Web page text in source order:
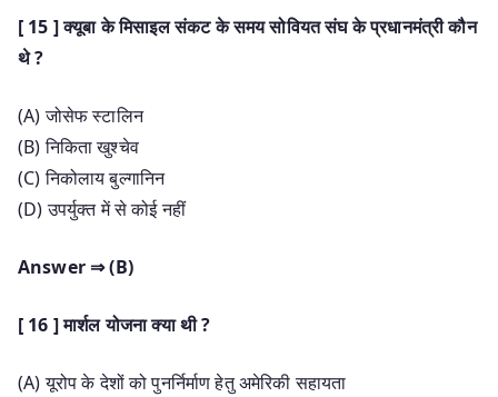
[ 15 ] क्यूबा के मिसाइल संकट के समय सोवियत संघ के प्रधानमंत्री कौन
थे ?
(A) जोसेफ स्टालिन
(B) निकिता खुश्चेव
(C) निकोलाय बुल्गानिन
(D) उपर्युक्त में से कोई नहीं
Answer ⇒ (B)
[ 16 ] मार्शल योजना क्या थी ?
(A) यूरोप के देशों को पुनर्निर्माण हेतु अमेरिकी सहायता